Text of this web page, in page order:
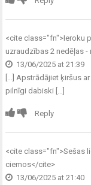
<cite class="fn">Ieroku
uzraudzības 2 nedēļas -
13/06/2025 at 21:39
[…] Apstrādājiet ķiršus
pilnīgi dabiski […]
Reply
<cite class="fn">Sešas
ciemos</cite>
13/06/2025 at 21:40